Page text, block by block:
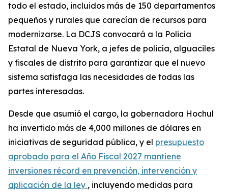
todo el estado, incluidos más de 150 departamentos
pequeños y rurales que carecían de recursos para
modernizarse. La DCJS convocará a la Policía
Estatal de Nueva York, a jefes de policía, alguaciles
y fiscales de distrito para garantizar que el nuevo
sistema satisfaga las necesidades de todas las
partes interesadas.
Desde que asumió el cargo, la gobernadora Hochul
ha invertido más de 4,000 millones de dólares en
iniciativas de seguridad pública, y el presupuesto
aprobado para el Año Fiscal 2027 mantiene
inversiones récord en prevención, intervención y
aplicación de la ley , incluyendo medidas para